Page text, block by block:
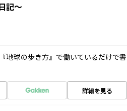
記～
地球の歩き方』で働いているだけで書
詳細を見る